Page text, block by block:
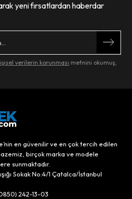
yeni fırsatlardan haberdar
verilerin korunması metnini okumuş,
en güvenilir ve en çok tercih edilen
birçok marka ve modele
sunmaktadır.
Sokak No:4/1 Çatalca/İstanbul
242-13-03